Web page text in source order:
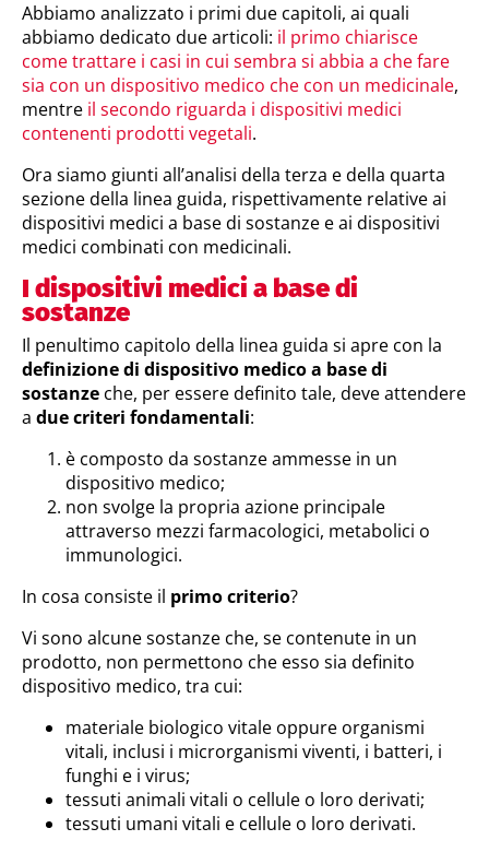
Abbiamo analizzato i primi due capitoli, ai quali
abbiamo dedicato due articoli: il primo chiarisce
come trattare i casi in cui sembra si abbia a che fare
sia con un dispositivo medico che con un medicinale,
mentre il secondo riguarda i dispositivi medici
contenenti prodotti vegetali.
Ora siamo giunti all’analisi della terza e della quarta
sezione della linea guida, rispettivamente relative ai
dispositivi medici a base di sostanze e ai dispositivi
medici combinati con medicinali.
I dispositivi medici a base di
sostanze
Il penultimo capitolo della linea guida si apre con la
definizione di dispositivo medico a base di
sostanze che, per essere definito tale, deve attendere
a due criteri fondamentali:
è composto da sostanze ammesse in un
dispositivo medico;
non svolge la propria azione principale
attraverso mezzi farmacologici, metabolici o
immunologici.
In cosa consiste il primo criterio?
Vi sono alcune sostanze che, se contenute in un
prodotto, non permettono che esso sia definito
dispositivo medico, tra cui:
materiale biologico vitale oppure organismi
vitali, inclusi i microrganismi viventi, i batteri, i
funghi e i virus;
tessuti animali vitali o cellule o loro derivati;
tessuti umani vitali e cellule o loro derivati.